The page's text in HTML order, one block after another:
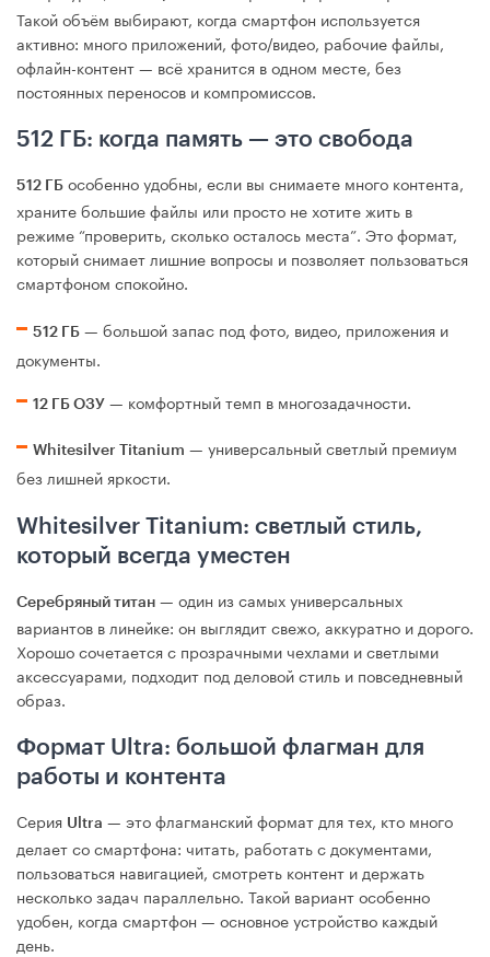
Такой объём выбирают, когда смартфон используется
активно: много приложений, фото/видео, рабочие файлы,
офлайн-контент — всё хранится в одном месте, без
постоянных переносов и компромиссов.
512 ГБ: когда память — это свобода
512 ГБ особенно удобны, если вы снимаете много контента,
храните большие файлы или просто не хотите жить в
режиме “проверить, сколько осталось места”. Это формат,
который снимает лишние вопросы и позволяет пользоваться
смартфоном спокойно.
512 ГБ — большой запас под фото, видео, приложения и
документы.
12 ГБ ОЗУ — комфортный темп в многозадачности.
Whitesilver Titanium — универсальный светлый премиум
без лишней яркости.
Whitesilver Titanium: светлый стиль,
который всегда уместен
Серебряный титан — один из самых универсальных
вариантов в линейке: он выглядит свежо, аккуратно и дорого.
Хорошо сочетается с прозрачными чехлами и светлыми
аксессуарами, подходит под деловой стиль и повседневный
образ.
Формат Ultra: большой флагман для
работы и контента
Серия Ultra — это флагманский формат для тех, кто много
делает со смартфона: читать, работать с документами,
пользоваться навигацией, смотреть контент и держать
несколько задач параллельно. Такой вариант особенно
удобен, когда смартфон — основное устройство каждый
день.